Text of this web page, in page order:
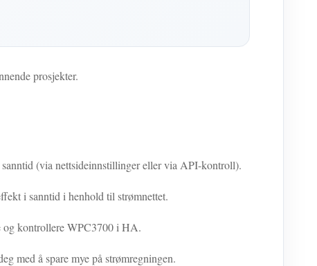
prosjekter.
(via nettsideinnstillinger eller via API-kontroll).
i sanntid i henhold til strømnettet.
og kontrollere WPC3700 i HA.
med å spare mye på strømregningen.